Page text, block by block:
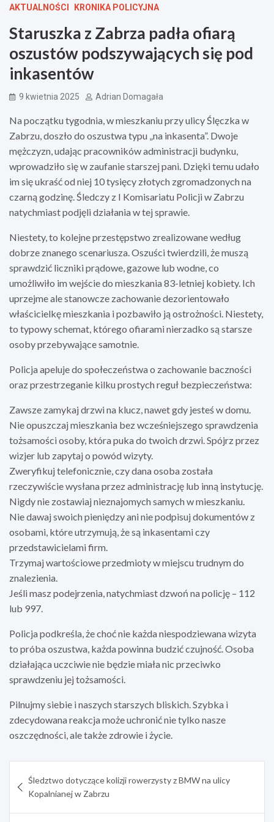
AKTUALNOŚCI KRONIKA POLICYJNA
Staruszka z Zabrza padła ofiarą
oszustów podszywających się pod
inkasentów
9 kwietnia 2025 Adrian Domagała
Na początku tygodnia, w mieszkaniu przy ulicy Ślęczka w
Zabrzu, doszło do oszustwa typu „na inkasenta”. Dwoje
mężczyzn, udając pracowników administracji budynku,
wprowadziło się w zaufanie starszej pani. Dzięki temu udało
im się ukraść od niej 10 tysięcy złotych zgromadzonych na
czarną godzinę. Śledczy z I Komisariatu Policji w Zabrzu
natychmiast podjęli działania w tej sprawie.
Niestety, to kolejne przestępstwo zrealizowane według
dobrze znanego scenariusza. Oszuści twierdzili, że muszą
sprawdzić liczniki prądowe, gazowe lub wodne, co
umożliwiło im wejście do mieszkania 83-letniej kobiety. Ich
uprzejme ale stanowcze zachowanie dezorientowało
właścicielkę mieszkania i pozbawiło ją ostrożności. Niestety,
to typowy schemat, którego ofiarami nierzadko są starsze
osoby przebywające samotnie.
Policja apeluje do społeczeństwa o zachowanie baczności
oraz przestrzeganie kilku prostych reguł bezpieczeństwa:
Zawsze zamykaj drzwi na klucz, nawet gdy jesteś w domu.
Nie opuszczaj mieszkania bez wcześniejszego sprawdzenia
tożsamości osoby, która puka do twoich drzwi. Spójrz przez
wizjer lub zapytaj o powód wizyty.
Zweryfikuj telefonicznie, czy dana osoba została
rzeczywiście wysłana przez administrację lub inną instytucję.
Nigdy nie zostawiaj nieznajomych samych w mieszkaniu.
Nie dawaj swoich pieniędzy ani nie podpisuj dokumentów z
osobami, które utrzymują, że są inkasentami czy
przedstawicielami firm.
Trzymaj wartościowe przedmioty w miejscu trudnym do
znalezienia.
Jeśli masz podejrzenia, natychmiast dzwoń na policję – 112
lub 997.
Policja podkreśla, że choć nie każda niespodziewana wizyta
to próba oszustwa, każda powinna budzić czujność. Osoba
działająca uczciwie nie będzie miała nic przeciwko
sprawdzeniu jej tożsamości.
Pilnujmy siebie i naszych starszych bliskich. Szybka i
zdecydowana reakcja może uchronić nie tylko nasze
oszczędności, ale także zdrowie i życie.
wpisu
Śledztwo dotyczące kolizji rowerzysty z BMW na ulicy
Kopalnianej w Zabrzu